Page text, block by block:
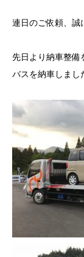
連日のご依頼、誠
先日より納車整
バスを納車しまし